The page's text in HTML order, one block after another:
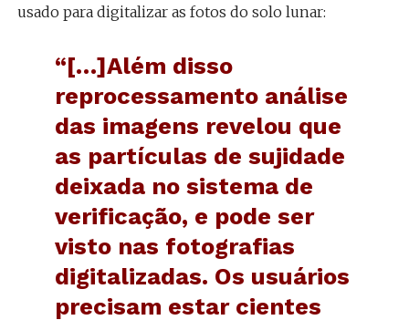
usado para digitalizar as fotos do solo lunar:
“[…]Além disso
reprocessamento análise
das imagens revelou que
as partículas de sujidade
deixada no sistema de
verificação, e pode ser
visto nas fotografias
digitalizadas. Os usuários
precisam estar cientes